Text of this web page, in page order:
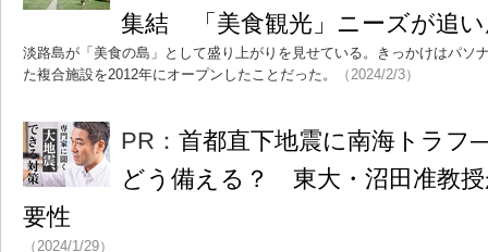
集結 「美食観光」ニーズが追
淡路島が「美食の島」として盛り上がりを見せている。きっかけはパソ
た複合施設を2012年にオープンしたことだった。
（2024/2/3）
PR： 首都直下地震に南海トラ
どう備える？ 東大・沼田准教
要性
（2024/1/29）